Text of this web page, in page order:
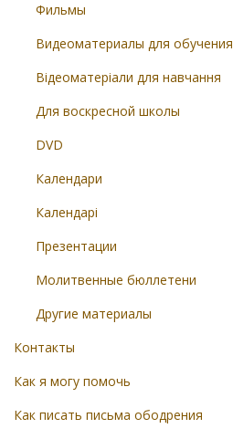
Фильмы
Видеоматериалы для обучения
Відеоматеріали для навчання
Для воскресной школы
DVD
Календари
Календарі
Презентации
Молитвенные бюллетени
Другие материалы
Контакты
Как я могу помочь
Как писать письма ободрения